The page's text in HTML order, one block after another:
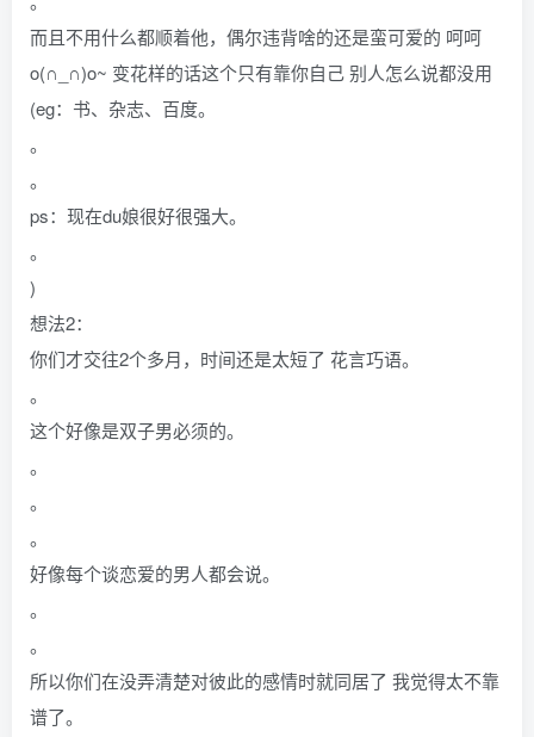
而且不用什么都顺着他，偶尔违背啥的还是蛮可爱的 呵呵
o(∩_∩)o~ 变花样的话这个只有靠你自己 别人怎么说都没用
(eg：书、杂志、百度。
。
。
ps：现在du娘很好很强大。
。
)
想法2：
你们才交往2个多月，时间还是太短了 花言巧语。
。
这个好像是双子男必须的。
。
。
。
好像每个谈恋爱的男人都会说。
。
。
所以你们在没弄清楚对彼此的感情时就同居了 我觉得太不靠
谱了。